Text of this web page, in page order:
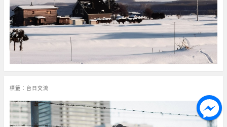
標籤： 台日交流